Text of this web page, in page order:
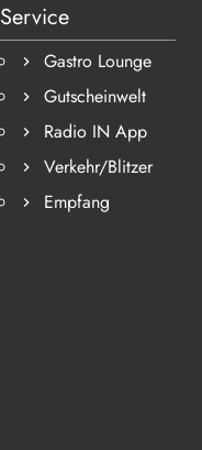
Service
Gastro Lounge
Gutscheinwelt
Radio IN App
Verkehr/Blitzer
Empfang